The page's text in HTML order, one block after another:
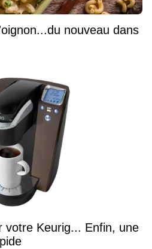
nouveau dans
votre Keurig... Enfin, une